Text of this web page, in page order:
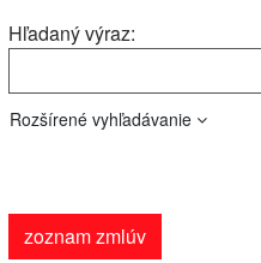
Hľadaný výraz:
Rozšírené vyhľadávanie
zoznam zmlúv